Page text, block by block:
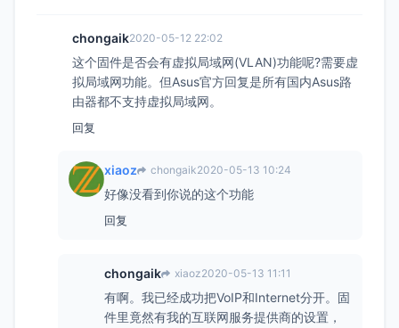
chongaik2020-05-12 22:02
这个固件是否会有虚拟局域网(VLAN)功能呢?需要虚
拟局域网功能。但Asus官方回复是所有国内Asus路
由器都不支持虚拟局域网。
回复
xiaoz chongaik2020-05-13 10:24
好像没看到你说的这个功能
回复
chongaik xiaoz2020-05-13 11:11
有啊。我已经成功把VoIP和Internet分开。固
件里竟然有我的互联网服务提供商的设置，